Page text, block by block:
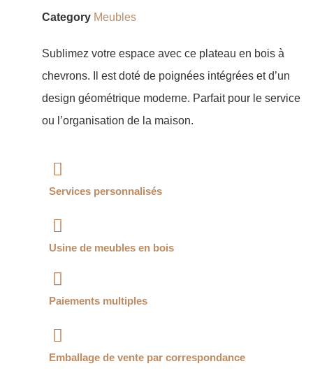
Category Meubles
Sublimez votre espace avec ce plateau en bois à
chevrons. Il est doté de poignées intégrées et d’un
design géométrique moderne. Parfait pour le service
ou l’organisation de la maison.
Services personnalisés
Usine de meubles en bois
Paiements multiples
Emballage de vente par correspondance